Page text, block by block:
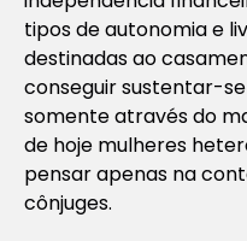
tipos de autonomia e
destinadas ao
conseguir sustentar-
somente através do
de hoje mulheres
pensar apenas na
cônjuges.